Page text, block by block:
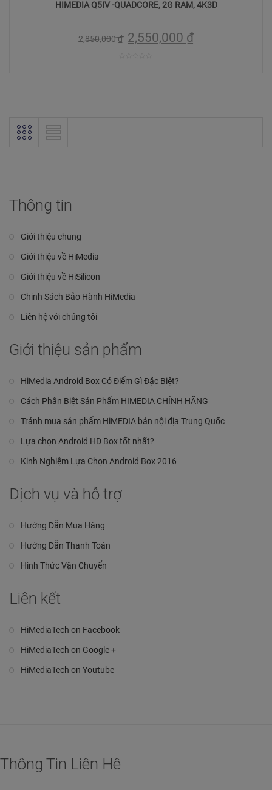
HIMEDIA Q5IV -QUADCORE, 2G RAM, 4K3D
2,850,000₫ 2,550,000 ₫
Thông tin
Giới thiệu chung
Giới thiệu về HiMedia
Giới thiệu về HiSilicon
Chinh Sách Bảo Hành HiMedia
Liên hệ với chúng tôi
Giới thiệu sản phẩm
HiMedia Android Box Có Điểm Gì Đặc Biệt?
Cách Phân Biệt Sản Phẩm HIMEDIA CHÍNH HÃNG
Tránh mua sản phẩm HiMEDIA bản nội địa Trung Quốc
Lựa chọn Android HD Box tốt nhất?
Kinh Nghiệm Lựa Chọn Android Box 2016
Dịch vụ và hỗ trợ
Hướng Dẫn Mua Hàng
Hướng Dẫn Thanh Toán
Hình Thức Vận Chuyển
Liên kết
HiMediaTech on Facebook
HiMediaTech on Google +
HiMediaTech on Youtube
Thông Tin Liên Hê